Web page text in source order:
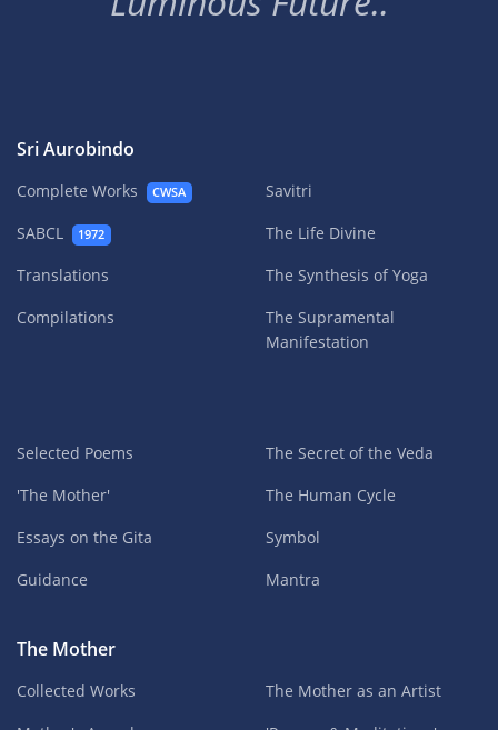
Sri Aurobindo
Complete Works CWSA
SABCL 1972
Translations
Compilations
Savitri
The Life Divine
The Synthesis of Yoga
The Supramental
Manifestation
Selected Poems
'The Mother'
Essays on the Gita
Guidance
The Secret of the Veda
The Human Cycle
Symbol
Mantra
The Mother
Collected Works
The Mother as an Artist